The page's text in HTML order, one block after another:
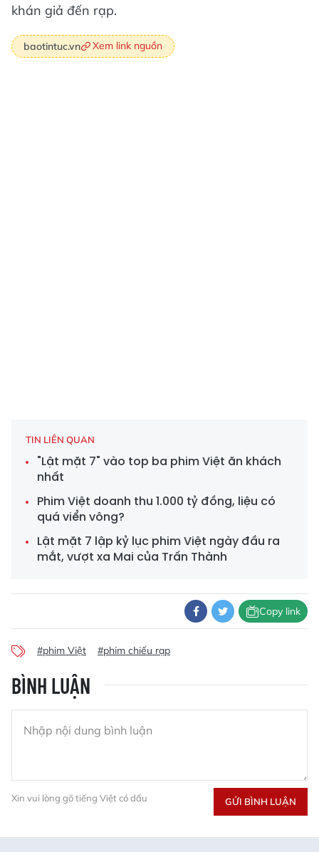
khán giả đến rạp.
baotintuc.vn Xem link nguồn
TIN LIÊN QUAN
"Lật mặt 7" vào top ba phim Việt ăn khách
nhất
Phim Việt doanh thu 1.000 tỷ đồng, liệu có
quá viển vông?
Lật mặt 7 lập kỷ lục phim Việt ngày đầu ra
mắt, vượt xa Mai của Trấn Thành
Copy link
#phim Việt #phim chiếu rạp
BÌNH LUẬN
Xin vui lòng gõ tiếng Việt có dấu GỬI BÌNH LUẬN